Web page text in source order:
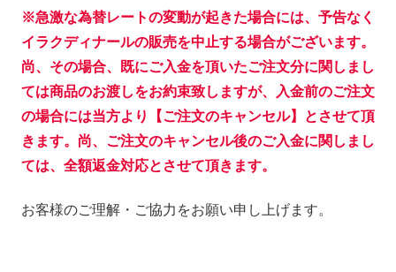
※急激な為替レートの変動が起きた場合には、予告なく
イラクディナールの販売を中止する場合がございます。
尚、その場合、既にご入金を頂いたご注文分に関しまし
ては商品のお渡しをお約束致しますが、入金前のご注文
の場合には当方より【ご注文のキャンセル】とさせて頂
きます。尚、ご注文のキャンセル後のご入金に関しまし
ては、全額返金対応とさせて頂きます。
お客様のご理解・ご協力をお願い申し上げます。